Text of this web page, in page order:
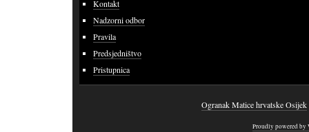
Kontakt
Nadzorni odbor
Pravila
Predsjedništvo
Pristupnica
Ogranak Matice hrvatske Osijek
Proudly powered by